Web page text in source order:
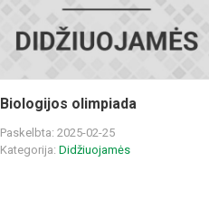
Biologijos olimpiada
Paskelbta: 2025-02-25
Kategorija:Didžiuojamės